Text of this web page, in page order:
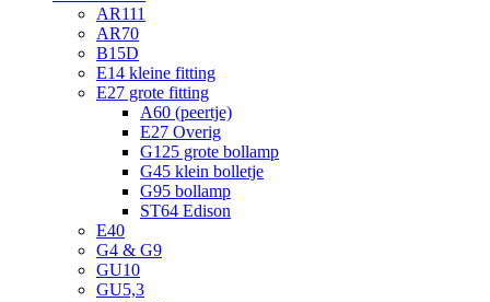
AR111
AR70
B15D
E14 kleine fitting
E27 grote fitting
A60 (peertje)
E27 Overig
G125 grote bollamp
G45 klein bolletje
G95 bollamp
ST64 Edison
E40
G4 & G9
GU10
GU5,3